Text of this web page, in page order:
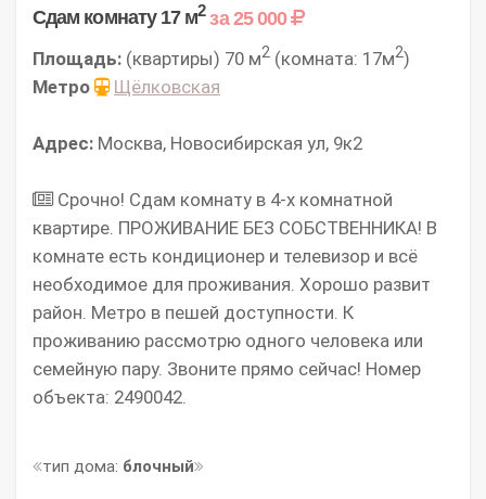
Сдам комнату 17 м2 за 25 000
Площадь: (квартиры) 70 м2 (комната: 17м2)
Метро
Щёлковская
Адрес: Москва, Новосибирская ул, 9к2
Срочно! Сдам комнату в 4-х комнатной
квартире. ПРОЖИВАНИЕ БЕЗ СОБСТВЕННИКА! В
комнате есть кондиционер и телевизор и всё
необходимое для проживания. Хорошо развит
район. Метро в пешей доступности. К
проживанию рассмотрю одного человека или
семейную пару. Звoните пpямо сейчас! Номер
объекта: 2490042.
тип дома: блочный